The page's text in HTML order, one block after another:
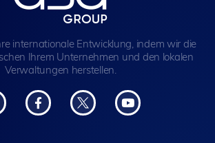
internationale Entwicklung, indem wir die
Ihrem Unternehmen und den lokalen
Verwaltungen herstellen.